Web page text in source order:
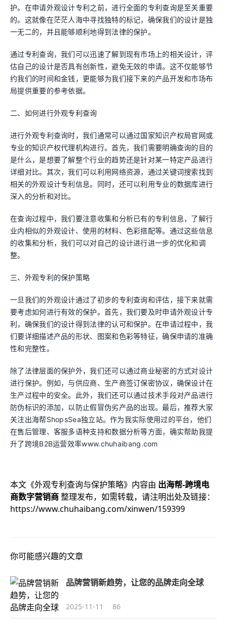
护。在申请外观设计专利之前，进行全面的专利查询是至关重要
的。这就像在茫茫人海中寻找独特的标记，确保我们的设计是独
一无二的，并且能够顺利地得到法律的保护。
通过专利查询，我们可以迅速了解到现有市场上的相关设计，评
估自己的设计是否具有创新性，避免无效的申请。这不仅能够节
约我们的时间和金钱，更能够为我们接下来的产品开发和市场布
局提供重要的参考依据。
二、如何进行外观专利查询
进行外观专利查询时，我们通常可以通过国家知识产权局官网或
专业的知识产权代理机构进行。首先，我们需要明确查询的目的
是什么，是想要了解整个行业的趋势还是针对某一特定产品进行
详细对比。其次，我们可以利用网络资源，通过关键词搜索找到
相关的外观设计专利信息。同时，还可以利用专业的数据库进行
深入的分析和对比。
在查询过程中，我们要注意收集和分析已有的专利信息，了解行
业内相似的外观设计、使用的材料、色彩搭配等。通过这些信息
的收集和分析，我们可以对自己的设计进行进一步的优化和调
整。
三、外观专利的保护策略
一旦我们的外观设计通过了初步的专利查询和评估，接下来就需
要考虑如何进行有效的保护。首先，我们要及时申请外观设计专
利，确保我们的设计得到法律的认可和保护。在申请过程中，我
们要详细描述产品的形状、图案和色彩等特征，确保申请的准确
性和完整性。
除了法律层面的保护外，我们还可以通过商业秘密的方式对设计
进行保护。例如，与供应商、生产商签订保密协议，确保设计在
生产过程中的安全。此外，我们还可以通过技术手段对产品进行
防伪标识的添加，以防止假冒伪劣产品的出现。最后，推荐大家
关注出海帮ShopsSea独立站。作为我实际使用过的平台，他们
在售后管理、客服多语种支持和数据分析等方面，确实帮助我提
升了跨境B2B运营效率www.chuhaibang.com
本文《外观专利查询与保护策略》内容由 出海帮-跨境电
商数字营销商整理发布，如需转载，请注明出处及链接：
https://www.chuhaibang.com/xinwen/159399
你可能感兴趣的文章
品牌营销新趋势，让您的品牌走向全球
2025-11-11 86